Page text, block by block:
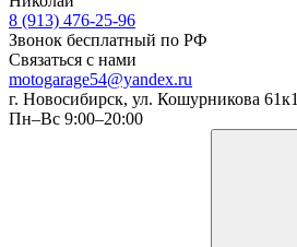
8 (913) 476-25-96
Звонок бесплатный по РФ
Связаться с нами
motogarage54@yandex.ru
г. Новосибирск, ул. Кошурникова 61к1
Пн–Вс 9:00–20:00